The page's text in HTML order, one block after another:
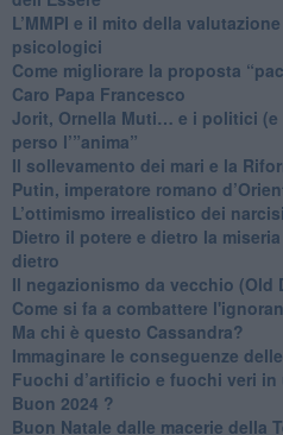
​L’MMPI e il mito della
psicologici
Come migliorare la proposta
Caro Papa Francesco
​Jorit, Ornella Muti… e i politici
perso l’”anima”
​Il sollevamento dei mari e la
Putin, imperatore romano
​L’ottimismo irrealistico dei
​Dietro il potere e dietro la
dietro
Il negazionismo da vecchio (Old
Come si fa a combattere
Ma chi è questo Cassandra?
Immaginare le conseguenze
​Fuochi d’artificio e fuochi veri
Buon 2024 ?
​Buon Natale dalle macerie della